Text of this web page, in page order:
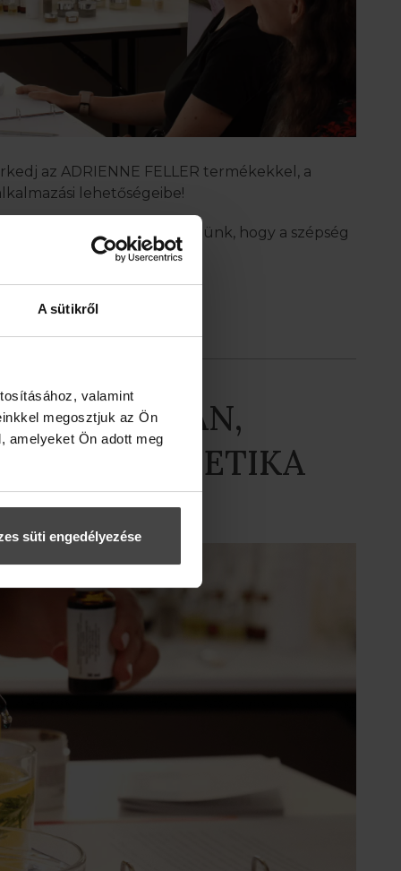
A sütikről
valamint
megosztjuk az Ön
amelyeket Ön adott meg
süti engedélyezése
az ADRIENNE FELLER termékekkel, a
lehetőségeibe!
mert abban hiszünk, hogy a szépség
KOZMETIKA